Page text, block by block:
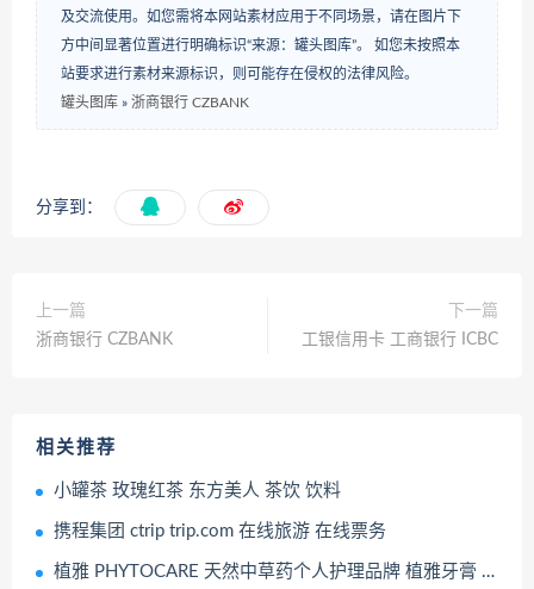
及交流使用。如您需将本网站素材应用于不同场景，请在图片下
方中间显著位置进行明确标识“来源：罐头图库”。 如您未按照本
站要求进行素材来源标识，则可能存在侵权的法律风险。
罐头图库 » 浙商银行 CZBANK
分享到：
上一篇
浙商银行 CZBANK
下一篇
工银信用卡 工商银行 ICBC
相关推荐
小罐茶 玫瑰红茶 东方美人 茶饮 饮料
携程集团 ctrip trip.com 在线旅游 在线票务
植雅 PHYTOCARE 天然中草药个人护理品牌 植雅牙膏 植雅洗手液 植雅头皮头发护理系列